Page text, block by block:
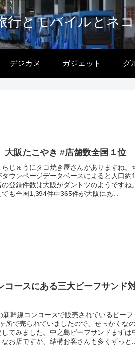
行とモバイルとネ
デジカメ ガジェット グ
大阪たこやき #店舗数全国１位
らじゅうにタコ焼き屋さんがありますね。
ウンページデータベースによると人口約
の登録件数は大阪がダントツのようですね
も全国1,394件中365件が大阪にあ...
コースにある三大ビーフサンド
新幹線コンコースで販売されているビーフ
所で売られていましたので、せっかくな
てみました。中之島ビーフサンドまずは
お店ですが、結構お客さんも多くずっと